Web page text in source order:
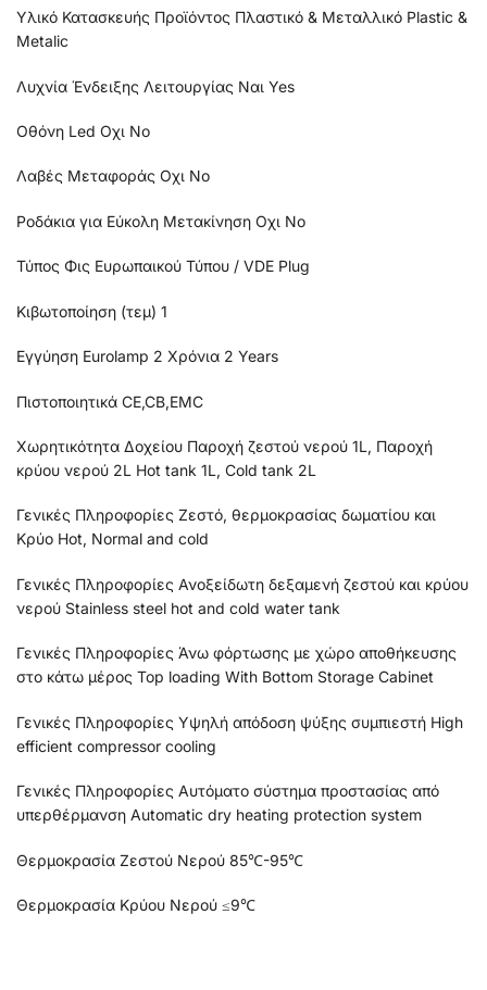
Υλικό Κατασκευής Προϊόντος Πλαστικό & Μεταλλικό Plastic &
Metalic
Λυχνία Ένδειξης Λειτουργίας Ναι Yes
Οθόνη Led Οχι No
Λαβές Μεταφοράς Οχι No
Ροδάκια για Εύκολη Μετακίνηση Οχι No
Τύπος Φις Ευρωπαικού Τύπου / VDE Plug
Κιβωτοποίηση (τεμ) 1
Εγγύηση Eurolamp 2 Χρόνια 2 Years
Πιστοποιητικά CE,CB,EMC
Χωρητικότητα Δοχείου Παροχή ζεστού νερού 1L, Παροχή
κρύου νερού 2L Hot tank 1L, Cold tank 2L
Γενικές Πληροφορίες Ζεστό, θερμοκρασίας δωματίου και
Κρύο Hot, Normal and cold
Γενικές Πληροφορίες Ανοξείδωτη δεξαμενή ζεστού και κρύου
νερού Stainless steel hot and cold water tank
Γενικές Πληροφορίες Άνω φόρτωσης με χώρο αποθήκευσης
στο κάτω μέρος Top loading With Bottom Storage Cabinet
Γενικές Πληροφορίες Υψηλή απόδοση ψύξης συμπιεστή High
efficient compressor cooling
Γενικές Πληροφορίες Αυτόματο σύστημα προστασίας από
υπερθέρμανση Automatic dry heating protection system
Θερμοκρασία Ζεστού Νερού 85℃-95℃
Θερμοκρασία Κρύου Νερού ≤9℃